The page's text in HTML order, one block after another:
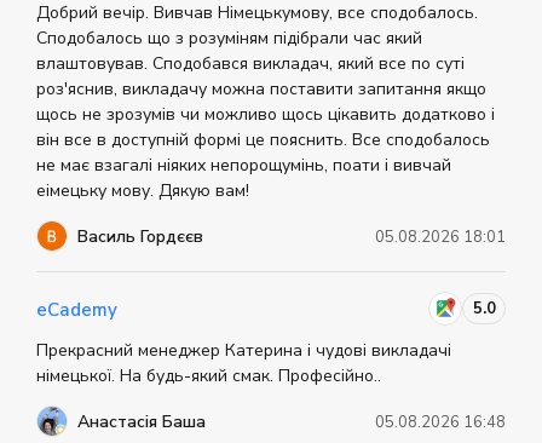
Добрий вечір. Вивчав Німецькумову, все сподобалось.
Сподобалось що з розуміням підібрали час який
влаштовував. Сподобався викладач, який все по суті
роз'яснив, викладачу можна поставити запитання якщо
щось не зрозумів чи можливо щось цікавить додатково і
він все в доступній формі це пояснить. Все сподобалось
не має взагалі ніяких непорощумінь, поати і вивчай
еімецьку мову. Дякую вам!
Василь Гордєєв
05.08.2026 18:01
eCademy 5.0
Прекрасний менеджер Катерина і чудові викладачі
німецької. На будь-який смак. Професійно..
Анастасія Баша
05.08.2026 16:48